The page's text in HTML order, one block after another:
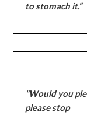
to stomach it.”
"Would you
please stop